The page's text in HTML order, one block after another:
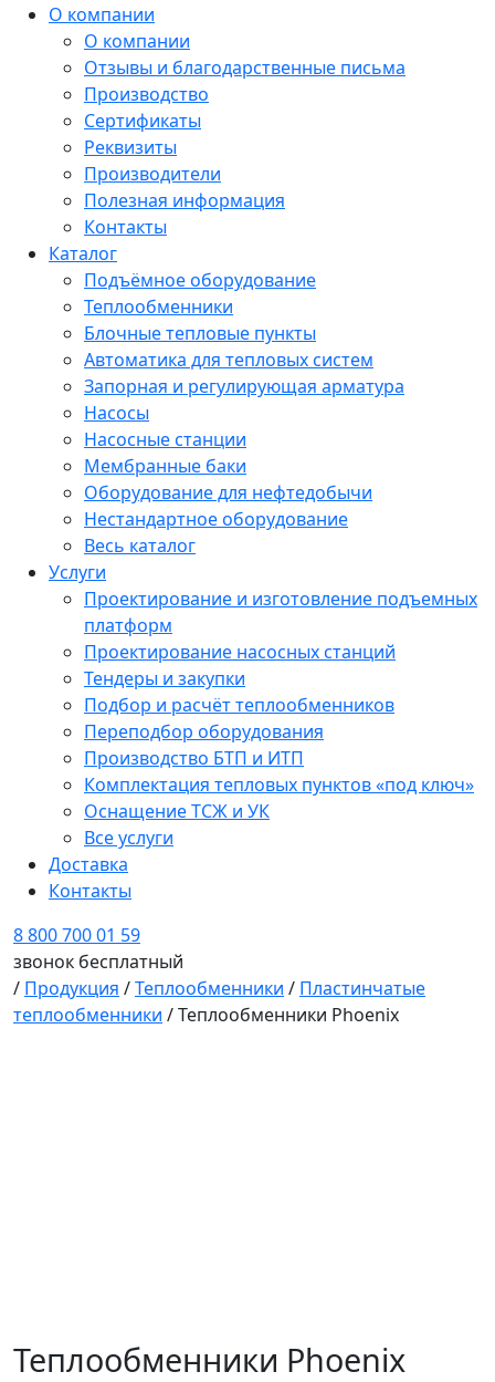
О компании
О компании
Отзывы и благодарственные письма
Производство
Сертификаты
Реквизиты
Производители
Полезная информация
Контакты
Каталог
Подъёмное оборудование
Теплообменники
Блочные тепловые пункты
Автоматика для тепловых систем
Запорная и регулирующая арматура
Насосы
Насосные станции
Мембранные баки
Оборудование для нефтедобычи
Нестандартное оборудование
Весь каталог
Услуги
Проектирование и изготовление подъемных
платформ
Проектирование насосных станций
Тендеры и закупки
Подбор и расчёт теплообменников
Переподбор оборудования
Производство БТП и ИТП
Комплектация тепловых пунктов «под ключ»
Оснащение ТСЖ и УК
Все услуги
Доставка
Контакты
8 800 700 01 59
звонок бесплатный
/ Продукция /Теплообменники / Пластинчатые
теплообменники /Теплообменники Phoenix
Теплообменники Phoenix